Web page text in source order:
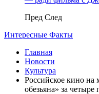
Пред След
Интересные Факты
Главная
Новости
Культура
Российское кино на
обезьяна» за четыре